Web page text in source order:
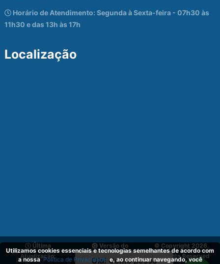
Olá! Como posso
Horário de Atendimento: Segunda à Sexta-feira - 07h30 às
11h30 e das 13h às 17h
Localização
Última
Atualização:
Versão do
Sistema:
v_1.1
© Copyright 2026,
All Rights Reserved
Utilizamos cookies essenciais e tecnologias semelhantes de acordo com
a nossaPolítica de Privacidadee, ao continuar navegando, você